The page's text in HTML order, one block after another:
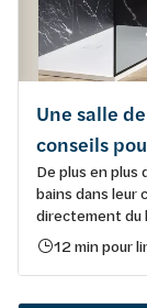
Une salle
conseils
De plus en plus
bains dans leur
directement du
12 min pour